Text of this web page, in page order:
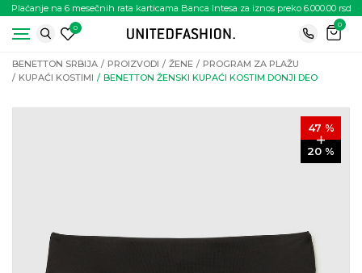
Plaćanje na 6 mesečnih rata karticama Banca Intesa za iznos preko 6.000.00 rsd
0
0
BENETTON SRBIJA PROIZVODI ŽENE
PROGRAM ZA PLAŽU
KUPAĆI KOSTIMI
BENETTON ŽENSKI KUPAĆI KOSTIM DONJI DEO
47 %
20 %